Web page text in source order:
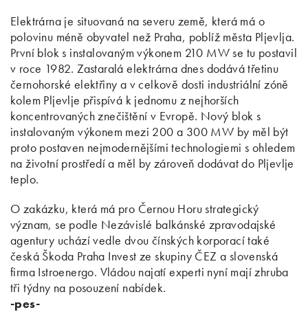
Elektrárna je situovaná na severu země, která má o
polovinu méně obyvatel než Praha, poblíž města Pljevlja.
První blok s instalovaným výkonem 210 MW se tu postavil
v roce 1982. Zastaralá elektrárna dnes dodává třetinu
černohorské elektřiny a v celkově dosti industriální zóně
kolem Pljevlje přispívá k jednomu z nejhorších
koncentrovaných znečištění v Evropě. Nový blok s
instalovaným výkonem mezi 200 a 300 MW by měl být
proto postaven nejmodernějšími technologiemi s ohledem
na životní prostředí a měl by zároveň dodávat do Pljevlje
teplo.
O zakázku, která má pro Černou Horu strategický
význam, se podle Nezávislé balkánské zpravodajské
agentury uchází vedle dvou čínských korporací také
česká Škoda Praha Invest ze skupiny ČEZ a slovenská
firma Istroenergo. Vládou najatí experti nyní mají zhruba
tři týdny na posouzení nabídek.
-pes-